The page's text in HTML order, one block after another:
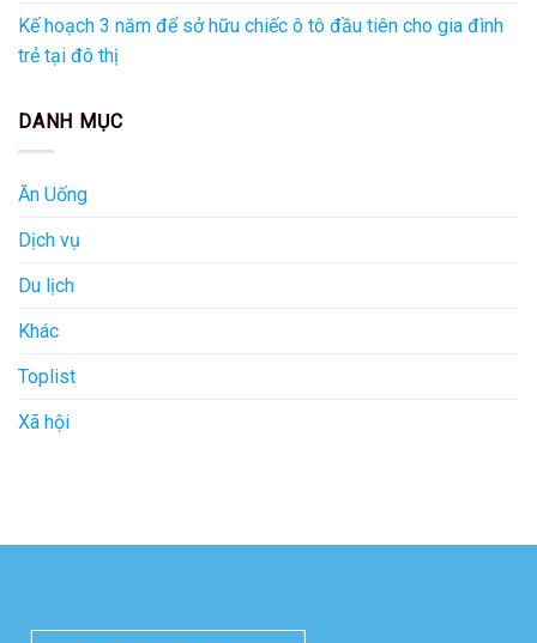
Kế hoạch 3 năm để sở hữu chiếc ô tô đầu tiên cho gia đình
trẻ tại đô thị
DANH MỤC
Ăn Uống
Dịch vụ
Du lịch
Khác
Toplist
Xã hội